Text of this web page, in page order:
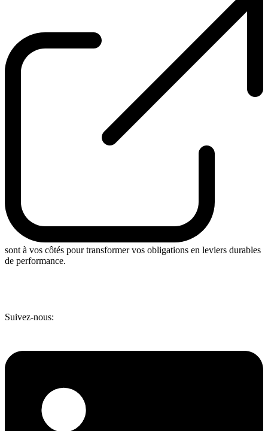
sont à vos côtés pour transformer vos obligations en leviers durables
de performance.
Suivez-nous: